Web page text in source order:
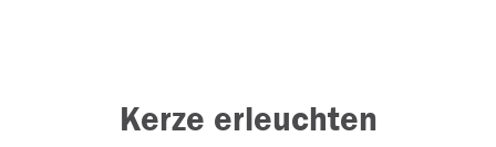
Kerze erleuchten